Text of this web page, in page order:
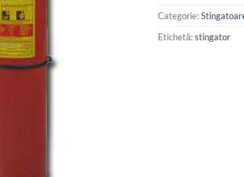
Categorie:
Etichetă:stingator